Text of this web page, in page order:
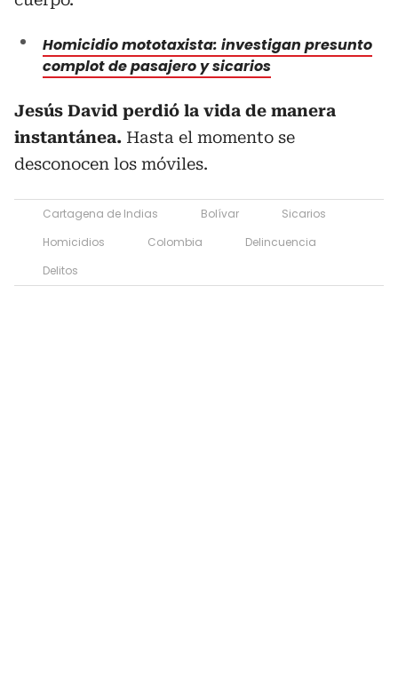
Homicidio mototaxista: investigan presunto
complot de pasajero y sicarios
Jesús David perdió la vida de manera
instantánea. Hasta el momento se
desconocen los móviles.
Cartagena de Indias Bolívar
Sicarios
Homicidios
Colombia
Delincuencia
Delitos